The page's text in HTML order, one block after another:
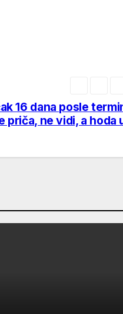
16 dana posle
priča, ne vidi, a hoda